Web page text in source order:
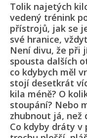
Tolik najetých
vedený trénink
přístrojů, jak se
své hranice,
Není divu, že při
spousta dalších
co kdybych měl
stojí desetkrát
kila méně? O
stoupání? Nebo
zhubnout já, než
Co kdyby dráty